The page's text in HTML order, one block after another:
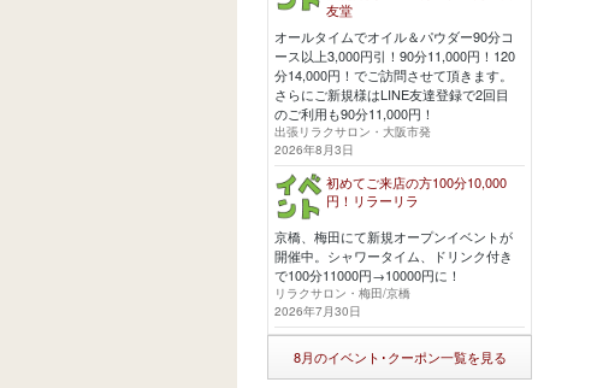
友堂
オールタイムでオイル＆パウダー90分コ
ース以上3,000円引！90分11,000円！120
分14,000円！でご訪問させて頂きます。
さらにご新規様はLINE友達登録で2回目
のご利用も90分11,000円！
出張リラクサロン・大阪市発
2026年8月3日
初めてご来店の方100分10,000
円！リラーリラ
京橋、梅田にて新規オープンイベントが
開催中。シャワータイム、ドリンク付き
で100分11000円→10000円に！
リラクサロン・梅田/京橋
2026年7月30日
8月のイベント･クーポン一覧を見る